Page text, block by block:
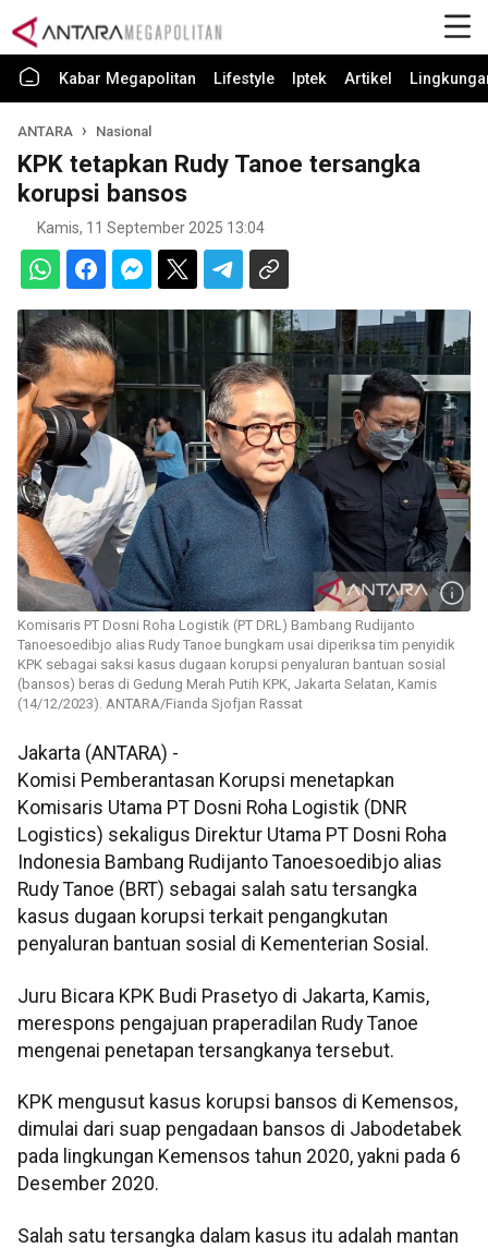
Kabar Megapolitan Lifestyle Iptek Artikel
ANTARA Nasional
KPK tetapkan Rudy Tanoe tersangka
korupsi bansos
Kamis, 11 September 2025 13:04
Komisaris PT Dosni Roha Logistik (PT DRL) Bambang Rudijanto
Tanoesoedibjo alias Rudy Tanoe bungkam usai diperiksa tim penyidik
KPK sebagai saksi kasus dugaan korupsi penyaluran bantuan sosial
(bansos) beras di Gedung Merah Putih KPK, Jakarta Selatan, Kamis
(14/12/2023). ANTARA/Fianda Sjofjan Rassat
Jakarta (ANTARA) -
Komisi Pemberantasan Korupsi menetapkan
Komisaris Utama PT Dosni Roha Logistik (DNR
Logistics) sekaligus Direktur Utama PT Dosni Roha
Indonesia Bambang Rudijanto Tanoesoedibjo alias
Rudy Tanoe (BRT) sebagai salah satu tersangka
kasus dugaan korupsi terkait pengangkutan
penyaluran bantuan sosial di Kementerian Sosial.
Juru Bicara KPK Budi Prasetyo di Jakarta, Kamis,
merespons pengajuan praperadilan Rudy Tanoe
mengenai penetapan tersangkanya tersebut.
KPK mengusut kasus korupsi bansos di Kemensos,
dimulai dari suap pengadaan bansos di Jabodetabek
pada lingkungan Kemensos tahun 2020, yakni pada 6
Desember 2020.
Salah satu tersangka dalam kasus itu adalah mantan